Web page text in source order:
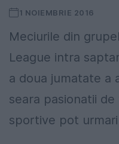
1 NOIEMBRIE 2016
Meciurile din
League intra
a doua jumatate a
seara pasionatii
sportive pot